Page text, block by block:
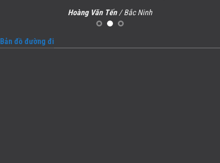
Hoàng Văn Tến / Bắc Ninh
Bản đồ đường đi